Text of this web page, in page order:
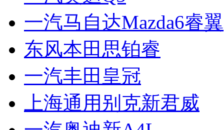
一汽马自达Mazda6睿翼
东风本田思铂睿
一汽丰田皇冠
上海通用别克新君威